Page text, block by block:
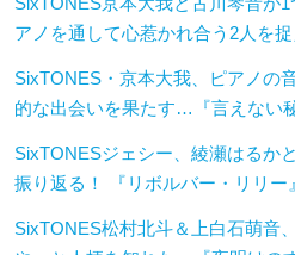
アノを通して心惹かれ合う2人を
SixTONES・京本大我、ピアノの
的な出会いを果たす…『言えない
SixTONESジェシー、綾瀬はるか
振り返る！ 『リボルバー・リリー
SixTONES松村北斗＆上白石萌音